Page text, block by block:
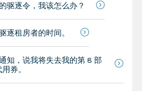
驱逐令，我该怎么办？
逐租房者的时间。
知，说我将失去我的第 8 部
券。